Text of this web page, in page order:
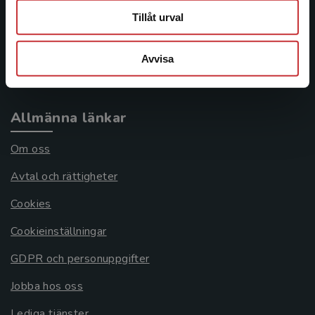
Tillåt urval
Avvisa
Systemkrav
Allmänna länkar
Om oss
Avtal och rättigheter
Cookies
Cookieinställningar
GDPR och personuppgifter
Jobba hos oss